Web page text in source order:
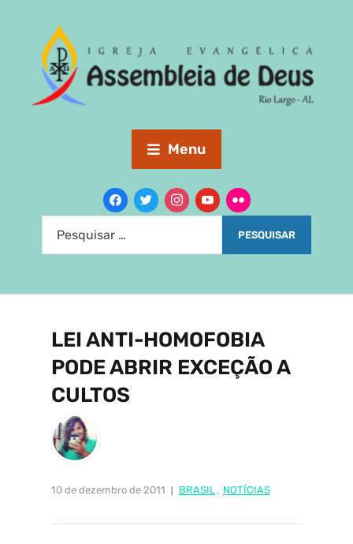
Menu
LEI ANTI-HOMOFOBIA
PODE ABRIR EXCEÇÃO A
CULTOS
10 de dezembro de 2011 BRASIL , NOTÍCIAS